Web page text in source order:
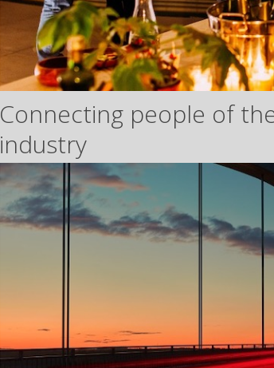
Connecting people of
industry